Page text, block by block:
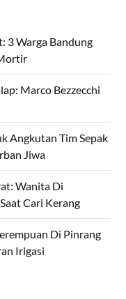
3 Warga Bandung
Marco Bezzecchi
Angkutan Tim Sepak
Jiwa
Wanita Di
Cari Kerang
Di Pinrang
Irigasi